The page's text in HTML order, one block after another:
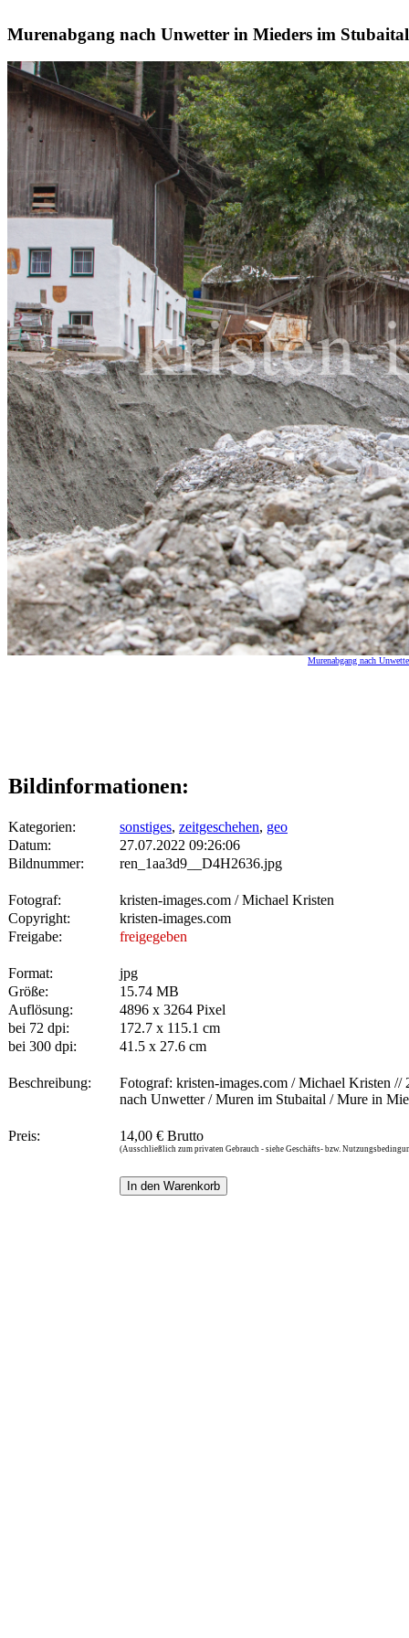
Murenabgang nach Unwetter in Mieders im
Murenabgang nach
Bildinformationen:
Kategorien: sonstiges, zeitgeschehen, geo
Datum:
27.07.2022 09:26:06
Bildnummer:
ren_1aa3d9__D4H2636.jpg
Fotograf:
kristen-images.com / Michael Kristen
Copyright:
kristen-images.com
Freigabe:
freigegeben
Format:
jpg
Größe:
15.74 MB
Auflösung:
4896 x 3264 Pixel
bei 72 dpi:
172.7 x 115.1 cm
bei 300 dpi:
41.5 x 27.6 cm
Beschreibung:
Fotograf: kristen-images.com / Michael Kristen
nach Unwetter / Muren im Stubaital / Mure in
Preis: 14,00 € Brutto
(Ausschließlich zum privaten Gebrauch - siehe Geschäfts- bzw.